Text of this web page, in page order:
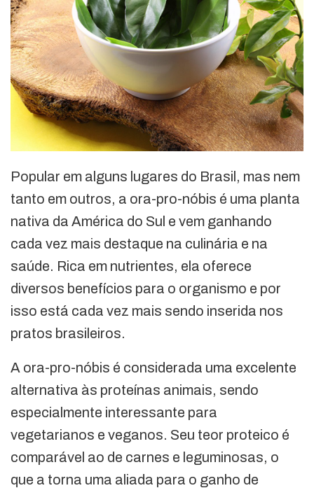
Popular em alguns lugares do Brasil, mas nem
tanto em outros, a ora-pro-nóbis é uma planta
nativa da América do Sul e vem ganhando
cada vez mais destaque na culinária e na
saúde. Rica em nutrientes, ela oferece
diversos benefícios para o organismo e por
isso está cada vez mais sendo inserida nos
pratos brasileiros.
A ora-pro-nóbis é considerada uma excelente
alternativa às proteínas animais, sendo
especialmente interessante para
vegetarianos e veganos. Seu teor proteico é
comparável ao de carnes e leguminosas, o
que a torna uma aliada para o ganho de